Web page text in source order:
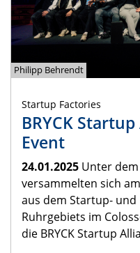
Philipp Behrendt
Startup Factories
BRYCK
Event
24.01.2025 Unter
versammelten sich
aus dem Startup-
Ruhrgebiets im
die BRYCK Startup